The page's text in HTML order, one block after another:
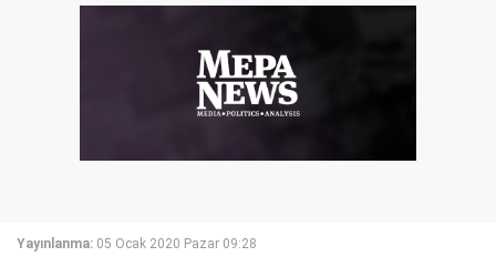
Yayınlanma: 05 Ocak 2020 Pazar 09:28